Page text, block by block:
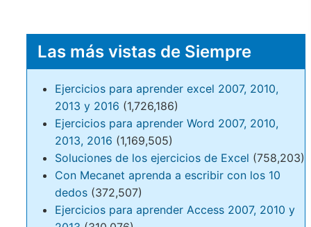
Las más vistas de Siempre
Ejercicios para aprender excel 2007, 2010,
2013 y 2016 (1,726,186)
Ejercicios para aprender Word 2007, 2010,
2013, 2016 (1,169,505)
Soluciones de los ejercicios de Excel (758,203)
Con Mecanet aprenda a escribir con los 10
dedos (372,507)
Ejercicios para aprender Access 2007, 2010 y